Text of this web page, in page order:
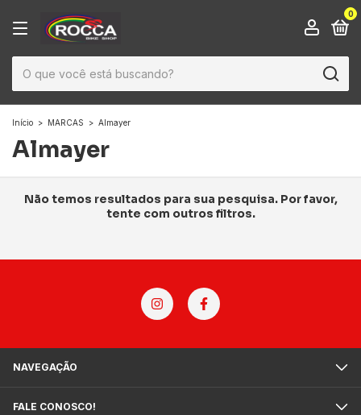
0
Início > MARCAS > Almayer
Almayer
Não temos resultados para sua pesquisa. Por favor,
tente com outros filtros.
NAVEGAÇÃO
FALE CONOSCO!